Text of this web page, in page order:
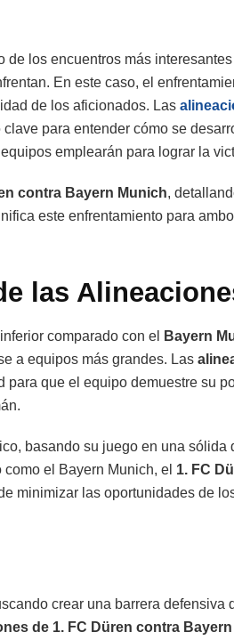
de los encuentros más
En este caso, el
de los aficionados. Las
para entender cómo se
emplearán para lograr la
contra Bayern Munich,
este enfrentamiento para
las
comparado con el Bayern
a equipos más grandes. Las
para que el equipo demuestre su
basando su juego en una sólida
el Bayern Munich, el 1. FC
minimizar las oportunidades de
crear una barrera defensiva
de 1. FC Düren contra